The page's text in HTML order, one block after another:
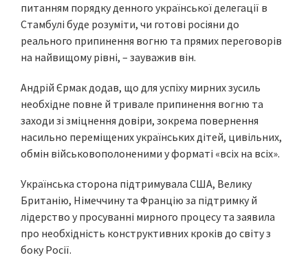
питанням порядку денного української делегації в
Стамбулі буде розуміти, чи готові росіяни до
реального припинення вогню та прямих переговорів
на найвищому рівні, – зауважив він.
Андрій Єрмак додав, що для успіху мирних зусиль
необхідне повне й тривале припинення вогню та
заходи зі зміцнення довіри, зокрема повернення
насильно переміщених українських дітей, цивільних,
обмін військовополоненими у форматі «всіх на всіх».
Українська сторона підтримувала США, Велику
Британію, Німеччину та Францію за підтримку й
лідерство у просуванні мирного процесу та заявила
про необхідність конструктивних кроків до світу з
боку Росії.